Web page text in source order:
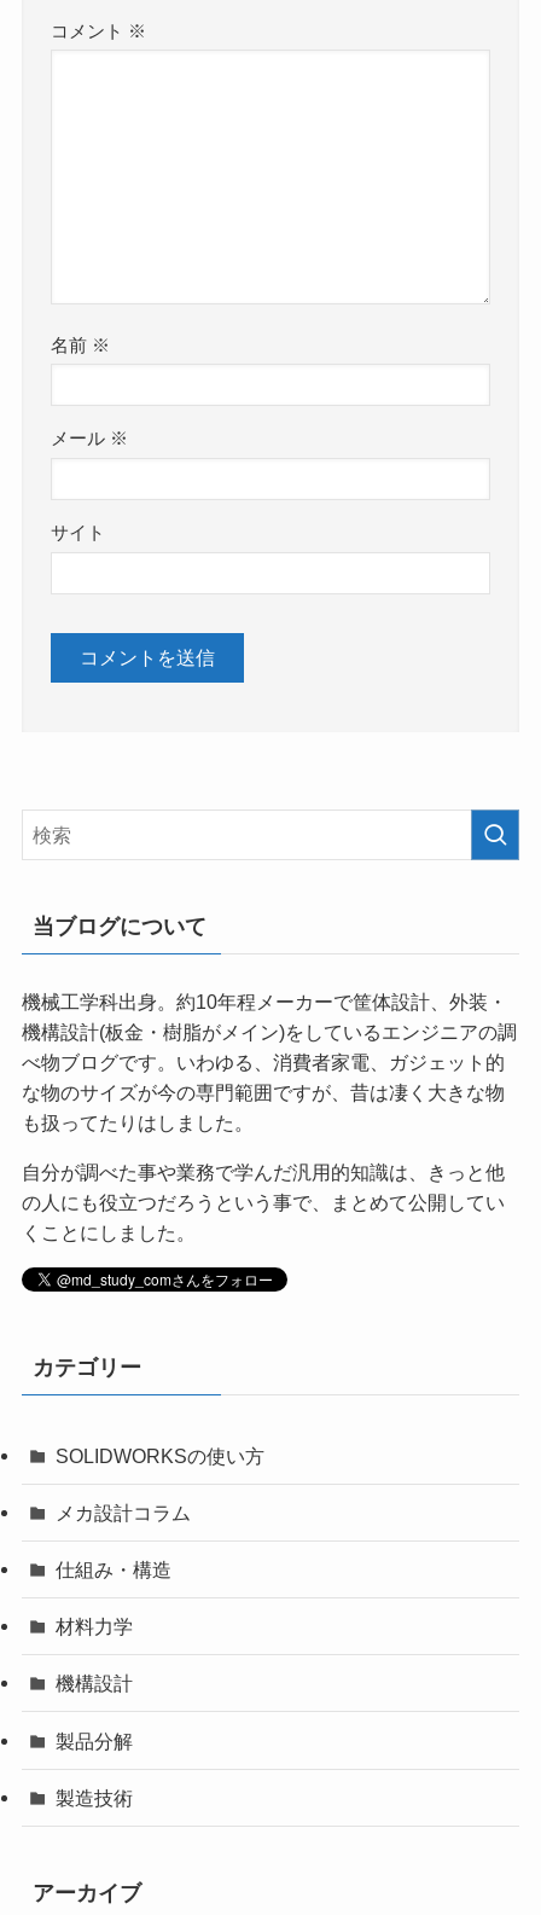
コメント ※
名前 ※
メール ※
サイト
当ブログについて
機械工学科出身。約10年程メーカーで筐体設計、外装・
機構設計(板金・樹脂がメイン)をしているエンジニアの調
べ物ブログです。いわゆる、消費者家電、ガジェット的
な物のサイズが今の専門範囲ですが、昔は凄く大きな物
も扱ってたりはしました。
自分が調べた事や業務で学んだ汎用的知識は、きっと他
の人にも役立つだろうという事で、まとめて公開してい
くことにしました。
カテゴリー
SOLIDWORKSの使い方
メカ設計コラム
仕組み・構造
材料力学
機構設計
製品分解
製造技術
アーカイブ